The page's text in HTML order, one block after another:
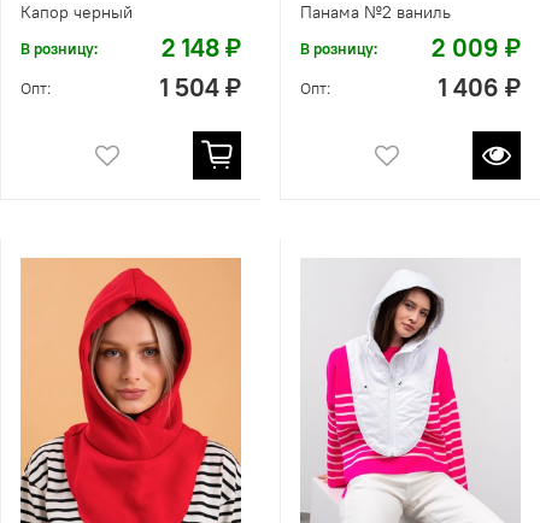
Капор черный
В розницу: 2 148 ₽
Опт: 1 504 ₽
Панама №2 ваниль
В розницу: 2 009 ₽
Опт: 1 406 ₽